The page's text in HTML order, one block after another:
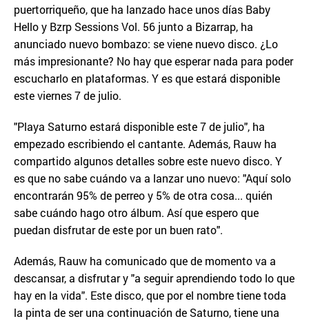
puertorriqueño, que ha lanzado hace unos días Baby
Hello y Bzrp Sessions Vol. 56 junto a Bizarrap, ha
anunciado nuevo bombazo: se viene nuevo disco. ¿Lo
más impresionante? No hay que esperar nada para poder
escucharlo en plataformas. Y es que estará disponible
este viernes 7 de julio.
"Playa Saturno estará disponible este 7 de julio", ha
empezado escribiendo el cantante. Además, Rauw ha
compartido algunos detalles sobre este nuevo disco. Y
es que no sabe cuándo va a lanzar uno nuevo: "Aquí solo
encontrarán 95% de perreo y 5% de otra cosa... quién
sabe cuándo hago otro álbum. Así que espero que
puedan disfrutar de este por un buen rato".
Además, Rauw ha comunicado que de momento va a
descansar, a disfrutar y "a seguir aprendiendo todo lo que
hay en la vida". Este disco, que por el nombre tiene toda
la pinta de ser una continuación de Saturno, tiene una